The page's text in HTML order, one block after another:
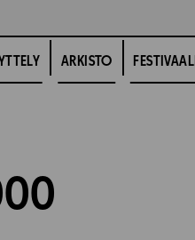
ARKISTO FESTIVAALI